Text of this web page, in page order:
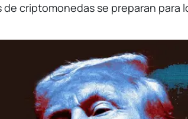
de criptomonedas se preparan para